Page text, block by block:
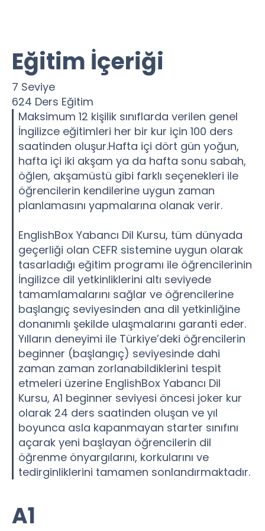
Eğitim İçeriği
7 Seviye
624 Ders Eğitim
Maksimum 12 kişilik sınıflarda verilen genel
İngilizce eğitimleri her bir kur için 100 ders
saatinden oluşur.Hafta içi dört gün yoğun,
hafta içi iki akşam ya da hafta sonu sabah,
öğlen, akşamüstü gibi farklı seçenekleri ile
öğrencilerin kendilerine uygun zaman
planlamasını yapmalarına olanak verir.
EnglishBox Yabancı Dil Kursu, tüm dünyada
geçerliği olan CEFR sistemine uygun olarak
tasarladığı eğitim programı ile öğrencilerinin
İngilizce dil yetkinliklerini altı seviyede
tamamlamalarını sağlar ve öğrencilerine
başlangıç seviyesinden ana dil yetkinliğine
donanımlı şekilde ulaşmalarını garanti eder.
Yılların deneyimi ile Türkiye’deki öğrencilerin
beginner (başlangıç) seviyesinde dahi
zaman zaman zorlanabildiklerini tespit
etmeleri üzerine EnglishBox Yabancı Dil
Kursu, A1 beginner seviyesi öncesi joker kur
olarak 24 ders saatinden oluşan ve yıl
boyunca asla kapanmayan starter sınıfını
açarak yeni başlayan öğrencilerin dil
öğrenme önyargılarını, korkularını ve
tedirginliklerini tamamen sonlandırmaktadır.
A1